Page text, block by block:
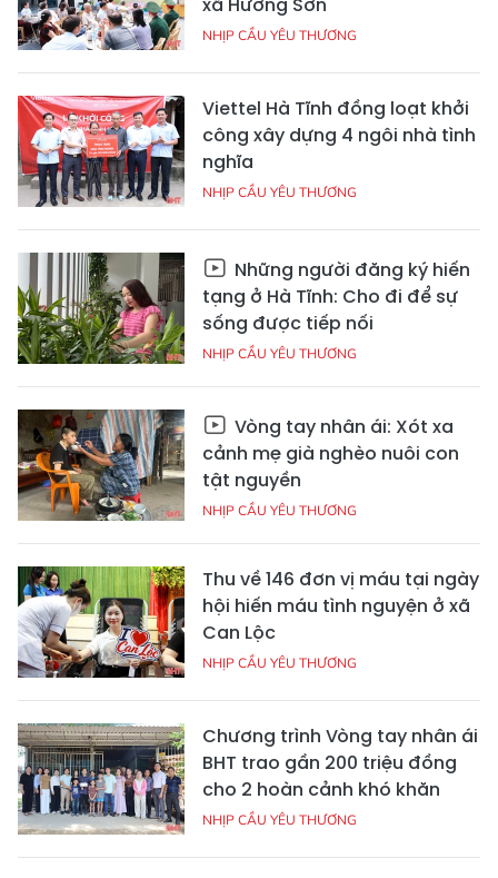
NHỊP CẦU YÊU THƯƠNG
Viettel Hà Tĩnh đồng loạt khởi
công xây dựng 4 ngôi nhà tình
nghĩa
NHỊP CẦU YÊU THƯƠNG
Những người đăng ký hiến
tạng ở Hà Tĩnh: Cho đi để sự
sống được tiếp nối
NHỊP CẦU YÊU THƯƠNG
Vòng tay nhân ái: Xót xa
cảnh mẹ già nghèo nuôi con
tật nguyền
NHỊP CẦU YÊU THƯƠNG
Thu về 146 đơn vị máu tại ngày
hội hiến máu tình nguyện ở xã
Can Lộc
NHỊP CẦU YÊU THƯƠNG
Chương trình Vòng tay nhân ái
BHT trao gần 200 triệu đồng
cho 2 hoàn cảnh khó khăn
NHỊP CẦU YÊU THƯƠNG